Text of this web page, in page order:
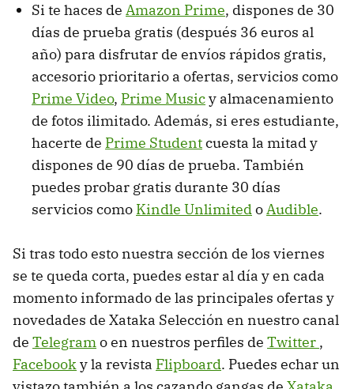
Si te haces de Amazon Prime, dispones de 30
días de prueba gratis (después 36 euros al
año) para disfrutar de envíos rápidos gratis,
accesorio prioritario a ofertas, servicios como
Prime Video, Prime Musicy almacenamiento
de fotos ilimitado. Además, si eres estudiante,
hacerte de Prime Studentcuesta la mitad y
dispones de 90 días de prueba. También
puedes probar gratis durante 30 días
servicios como Kindle UnlimitedoAudible.
Si tras todo esto nuestra sección de los viernes
se te queda corta, puedes estar al día y en cada
momento informado de las principales ofertas y
novedades de Xataka Selección en nuestro canal
de Telegramo en nuestros perfiles de Twitter ,
Facebooky la revista Flipboard. Puedes echar un